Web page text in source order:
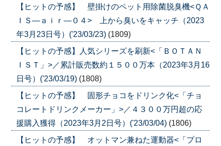
【ヒットの予感】 壁掛けのペット用除菌脱臭機<ＱＡ
ＩＳ―ａｉｒ―０４> 上から臭いをキャッチ（2023
年3月23日号）('23/03/23) (1809)
【ヒットの予感】人気シリーズを刷新<「ＢＯＴＡＮ
ＩＳＴ」>／累計販売数約１５００万本（2023年3月16
日号）('23/03/19) (1808)
【ヒットの予感】 固形チョコをドリンク化<「チョ
コレートドリンクメーカー」>／４３００万円超の応
援購入獲得（2023年3月2日号）('23/03/04) (1806)
【ヒットの予感】 オットマン兼ねた運動器<「プロ